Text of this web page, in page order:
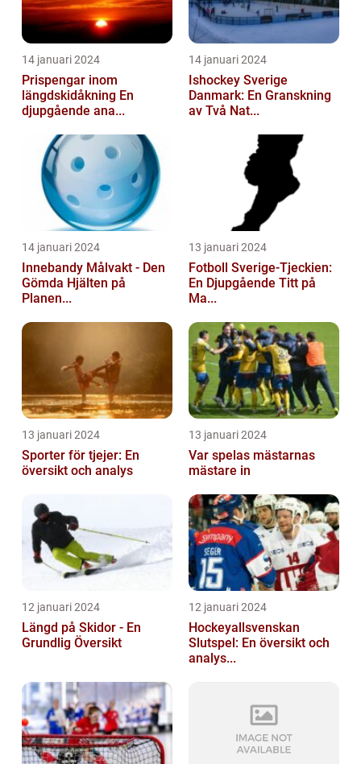
14 januari 2024
Prispengar inom
längdskidåkning En
djupgående ana...
14 januari 2024
Ishockey Sverige
Danmark: En Granskning
av Två Nat...
14 januari 2024
Innebandy Målvakt - Den
Gömda Hjälten på
Planen...
13 januari 2024
Fotboll Sverige-Tjeckien:
En Djupgående Titt på
Ma...
13 januari 2024
Sporter för tjejer: En
översikt och analys
13 januari 2024
Var spelas mästarnas
mästare in
12 januari 2024
Längd på Skidor - En
Grundlig Översikt
12 januari 2024
Hockeyallsvenskan
Slutspel: En översikt och
analys...